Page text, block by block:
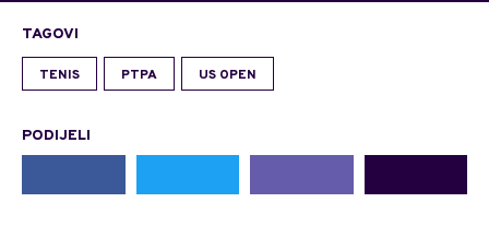
TAGOVI
TENIS PTPA US OPEN
PODIJELI